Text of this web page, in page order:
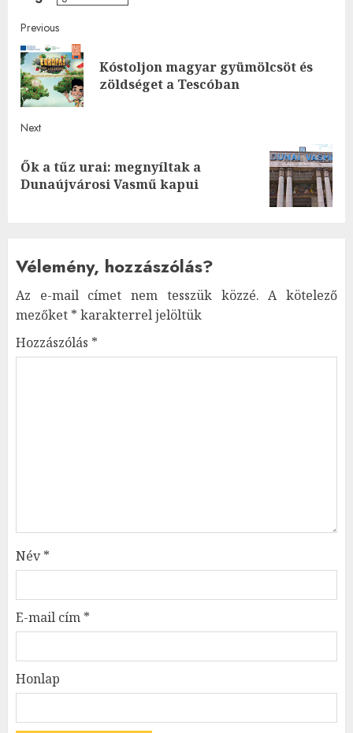
Post
navigation
Previous
Kóstoljon magyar gyümölcsöt és
zöldséget a Tescóban
Next
Next
post:
Ők a tűz urai: megnyíltak a
Dunaújvárosi Vasmű kapui
Vélemény, hozzászólás?
Az e-mail címet nem tesszük közzé. A kötelező
mezőket * karakterrel jelöltük
Hozzászólás *
Név*
E-mail cím *
Honlap